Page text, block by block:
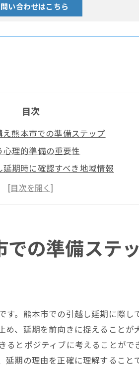
い合わせはこちら
目次
熊本市での準備ステップ
理的準備の重要性
期時に確認すべき地域情報
優先事項の整理
ュニケーションの取り方
期に備えるための費用管理
まったら何をするべきか
交渉の進め方
方法とその確保
期に伴う住所変更手続き
イフライン契約の再設定
の準備ステ
。熊本市での引越し延期に際
、延期を前向きに捉えること
とポジティブに考えることが
期の理由を正確に理解すること